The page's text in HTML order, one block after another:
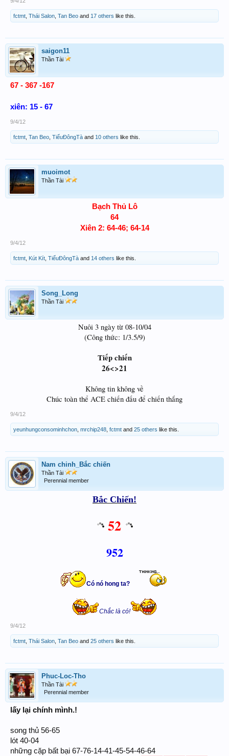
fctmt Thái Salon Tan Beo and 17 others like this.
saigon11
Thần Tài
67 - 367 -167
xiên: 15 - 67
9/4/12
fctmt Tan Beo TiểuĐôngTà and 10 others like this.
muoimot
Thần Tài
Bạch Thủ Lô
64
Xiên 2: 64-46; 64-14
9/4/12
fctmt Kút Kít TiểuĐôngTà and 14 others like this.
Song_Long
Thần Tài
Nuôi 3 ngày từ 08-10/04
(Công thức: 1/3.5/9)
Tiếp chiến
26<>21
Không tin không về
Chúc toàn thể ACE chiến đấu để chiến thắng
9/4/12
yeunhungconsominhchon mrchip248 fctmt and 25 others like this.
Nam chinh_Bắc chiến
Thần Tài
Perennial member
Bắc Chiến!
52
952
Có nó hong ta?
Chắc là có!
9/4/12
fctmt Thái Salon Tan Beo and 25 others like this.
Phuc-Loc-Tho
Thần Tài
Perennial member
lấy lại chính mình.!
song thủ 56-65
lót 40-04
những cặp bất bại 67-76-14-41-45-54-46-64